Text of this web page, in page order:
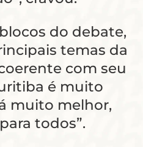
do debate,
temas da
com seu
é muito
muito melhor,
todos”.